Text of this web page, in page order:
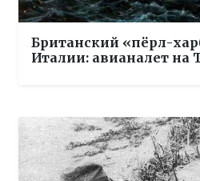
Британский «пёрл-
Италии: авианалет на